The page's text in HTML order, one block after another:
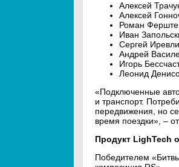
Алексей
Алексей
Роман
Иван
Сергей
Андрей
Игорь
Леонид
«Подключенные
и транспорт.
передвижения, но
время поездки», –
Продукт LighTech
Победителем